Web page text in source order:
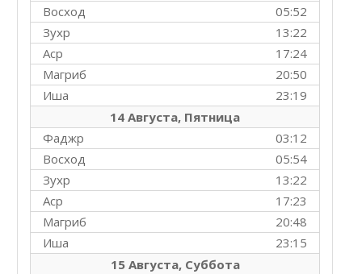
05:52
Восход
13:22
Зухр
17:24
Аср
20:50
Магриб
23:19
Иша
14 Августа, Пятница
03:12
Фаджр
05:54
Восход
13:22
Зухр
17:23
Аср
20:48
Магриб
23:15
Иша
15 Августа, Суббота